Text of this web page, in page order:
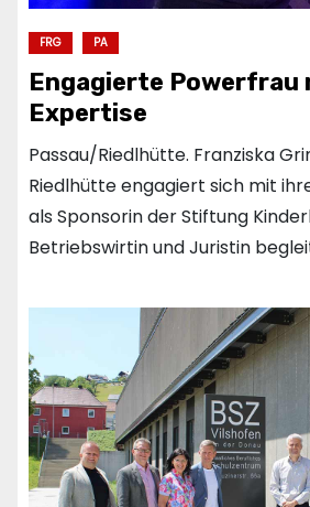
FRG PA
Engagierte Powerfrau
Expertise
Passau/Riedlhütte. Franziska
Riedlhütte engagiert sich mit
als Sponsorin der Stiftung
Betriebswirtin und Juristin